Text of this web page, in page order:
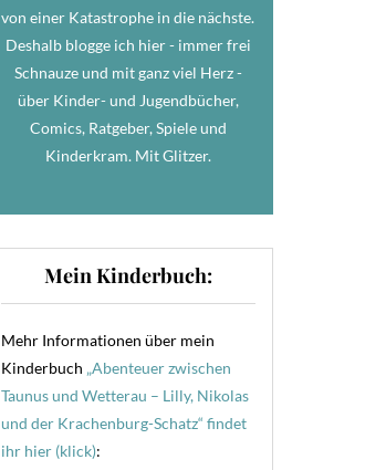
von einer Katastrophe in die nächste.
Deshalb blogge ich hier - immer frei
Schnauze und mit ganz viel Herz -
über Kinder- und Jugendbücher,
Comics, Ratgeber, Spiele und
Kinderkram. Mit Glitzer.
Mein Kinderbuch:
Mehr Informationen über mein
Kinderbuch „Abenteuer zwischen
Taunus und Wetterau – Lilly, Nikolas
und der Krachenburg-Schatz“ findet
ihr hier (klick):